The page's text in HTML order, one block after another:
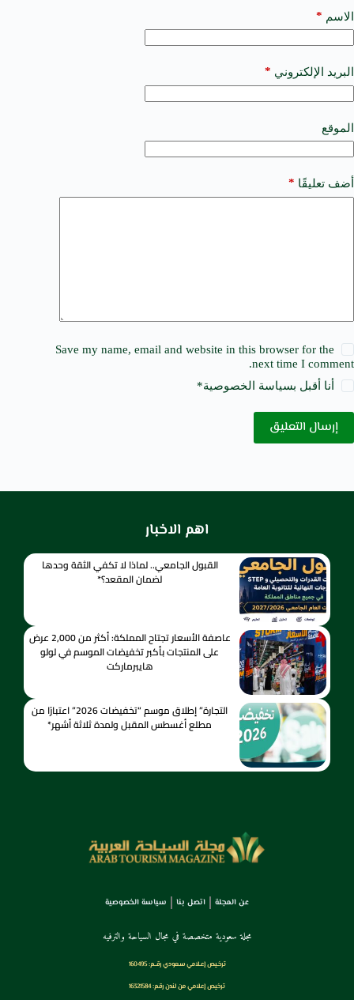
الاسم *
البريد الإلكتروني *
الموقع
أضف تعليقًا *
Save my name, email and website in this browser for the
next time I comment.
أنا أقبل بسياسة الخصوصية*
إرسال التعليق
t
e
a
t
i
e
:
اهم الاخبار
القبول الجامعي.. لماذا لا تكفي الثقة وحدها
لضمان المقعد؟*
عاصفة الأسعار تجتاح المملكة: أكثر من 2,000 عرض
على المنتجات بأكبر تخفيضات الموسم في لولو
هايبرماركت
التجارة” إطلاق موسم “تخفيضات 2026” اعتبارًا من
مطلع أغسطس المقبل ولمدة ثلاثة أشهر*
عن المجلة اتصل بنا سياسة الخصوصية
مجلة سعودية متخصصة في مجال السياحة والترفيه
ترخـيص إعـلامي سـعودي رقــم: 160495
ترخيص إعلامي من لندن رقم: 16321584